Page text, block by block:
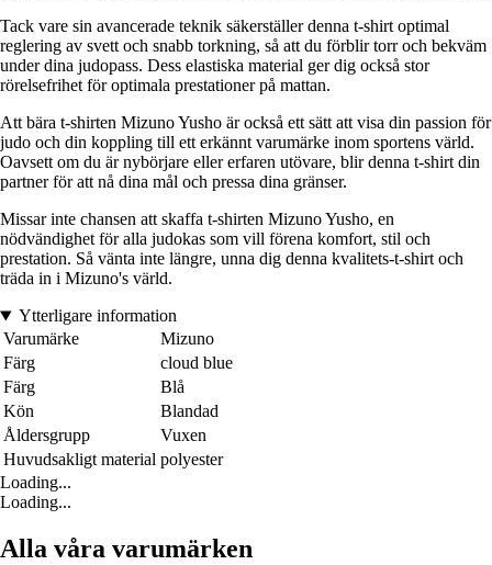
Tack vare sin avancerade teknik säkerställer denna t-shirt optimal
reglering av svett och snabb torkning, så att du förblir torr och bekväm
under dina judopass. Dess elastiska material ger dig också stor
rörelsefrihet för optimala prestationer på mattan.
Att bära t-shirten Mizuno Yusho är också ett sätt att visa din passion för
judo och din koppling till ett erkännt varumärke inom sportens värld.
Oavsett om du är nybörjare eller erfaren utövare, blir denna t-shirt din
partner för att nå dina mål och pressa dina gränser.
Missar inte chansen att skaffa t-shirten Mizuno Yusho, en
nödvändighet för alla judokas som vill förena komfort, stil och
prestation. Så vänta inte längre, unna dig denna kvalitets-t-shirt och
träda in i Mizuno's värld.
Ytterligare information
Varumärke
Mizuno
Färg
cloud blue
Färg
Blå
Kön
Blandad
Åldersgrupp
Vuxen
Huvudsakligt material polyester
Loading...
Loading...
Alla våra varumärken